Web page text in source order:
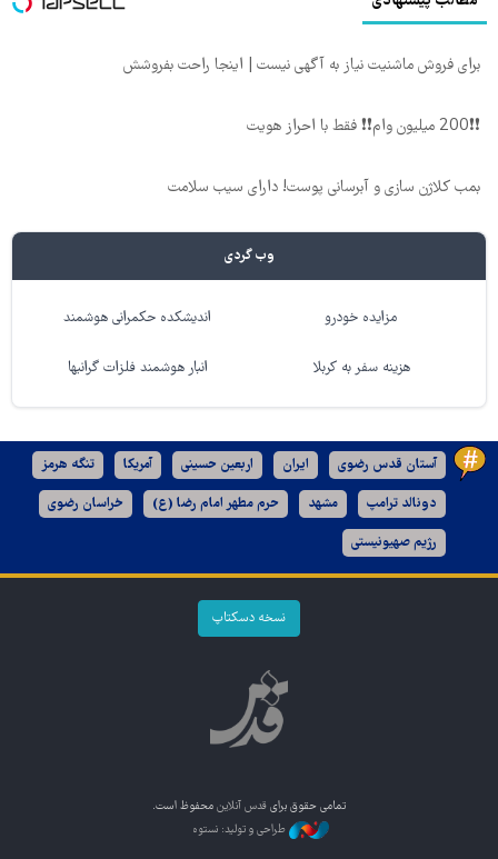
برای فروش ماشنیت نیاز به آگهی نیست | اینجا راحت بفروشش
❗❗200 میلیون وام❗❗ فقط با احراز هویت
بمب کلاژن سازی و آبرسانی پوست! دارای سیب سلامت
وب گردی
مزایده خودرو اندیشکده حکمرانی هوشمند
هزینه سفر به کربلا انبار هوشمند فلزات گرانبها
آستان قدس رضوی ایران اربعین حسینی آمریکا تنگه هرمز
دونالد ترامپ مشهد حرم مطهر امام رضا (ع) خراسان رضوی
رژیم صهیونیستی
نسخه دسکتاپ
تمامی حقوق برای قدس آنلاین محفوظ است.
طراحی و تولید: نستوه